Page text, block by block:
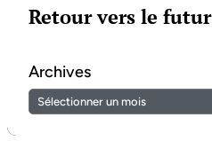
Retour vers le futur
Archives